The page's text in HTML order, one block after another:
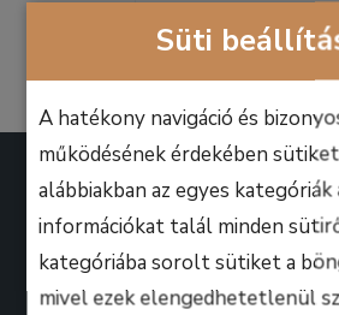
Süti
A hatékony navigáció és
működésének érdekében
alábbiakban az egyes
információkat talál minden
kategóriába sorolt sütiket a
mivel ezek elengedhetetlenül
A B.M. Music School magasan